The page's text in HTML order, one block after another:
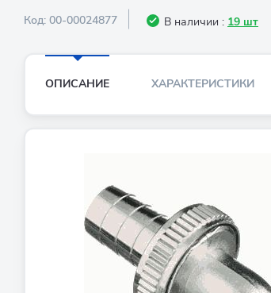
Код: 00-00024877 В наличии : 19 шт
ОПИСАНИЕ ХАРАКТЕРИСТИКИ